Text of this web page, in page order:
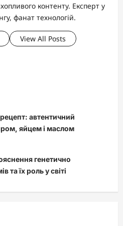
контенту. Експерт у
фанат технологій.
View All Posts
автентичний
яйцем і маслом
генетично
та їх роль у світі